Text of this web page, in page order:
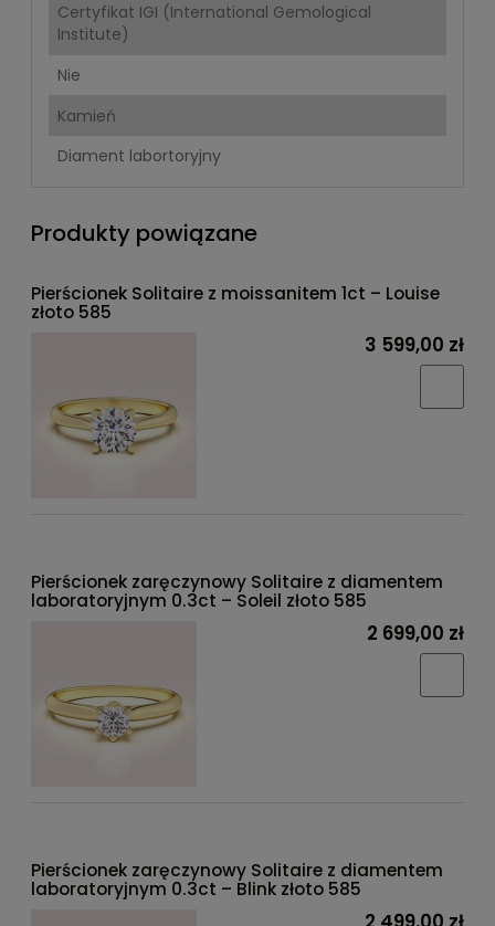
Certyfikat IGI (International Gemological
Institute)
Nie
Kamień
Diament labortoryjny
Produkty powiązane
Pierścionek Solitaire z moissanitem 1ct – Louise
złoto 585
3 599,00 zł
Pierścionek zaręczynowy Solitaire z diamentem
laboratoryjnym 0.3ct – Soleil złoto 585
2 699,00 zł
Pierścionek zaręczynowy Solitaire z diamentem
laboratoryjnym 0.3ct – Blink złoto 585